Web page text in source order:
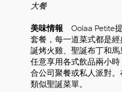
大餐
美味情報 Oolaa Petite
套餐，每一道菜式都是
誕烤火雞、聖誕布丁和
任意享用各式飲品兩小
合公司聚餐或私人派對
類似聖誕菜單。